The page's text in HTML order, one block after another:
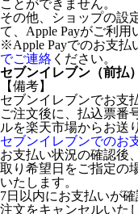
ことができません。
その他、ショップの設
て、Apple Payがご利用
※Apple Payでのお支払
でご連絡 ください。
セブンイレブン（前払）
【備考】
セブンイレブンでお支
ご注文後に、払込票番
ルを楽天市場からお送
セブンイレブンでのお
お支払い状況の確認後
取り希望日をご指定の
いたします。
7日以内にお支払いが
注文をキャンセルいた